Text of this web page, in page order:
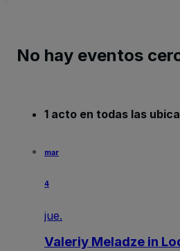
No hay eventos
1 acto en todas las
mar
4
jue.
Valeriy Meladze in